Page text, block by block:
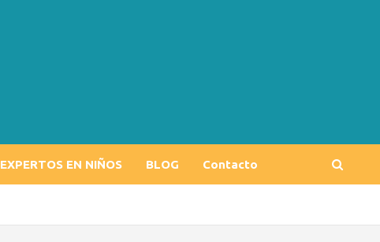
EXPERTOS EN NIÑOS BLOG Contacto